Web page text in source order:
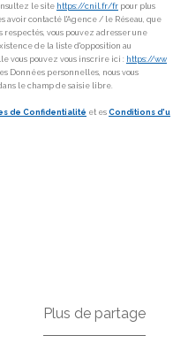
le site https://cnil.fr/fr pour plus
avoir contacté l'Agence / le Réseau, que
vous pouvez adresser une
de la liste d'opposition au
vous pouvez vous inscrire ici : https://ww
Données personnelles, nous vous
le champ de saisie libre.
de Confidentialité et es Conditions d'u
Plus de partage